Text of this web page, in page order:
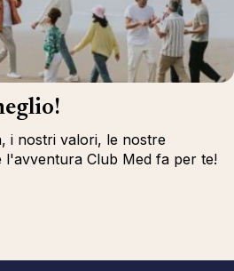
i nostri valori, le nostre
Club Med fa per te!